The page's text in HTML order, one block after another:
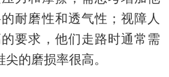
耐磨性和透气性；视障人
要求，他们走路时通常需
尖的磨损率很高。